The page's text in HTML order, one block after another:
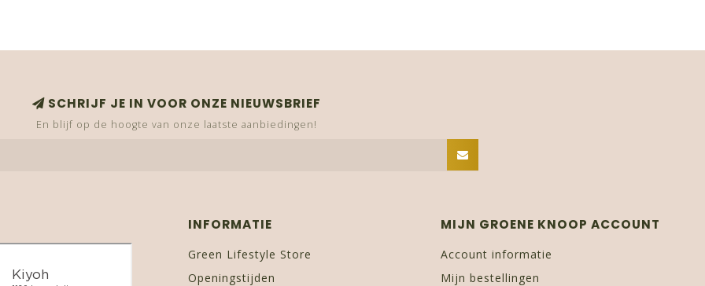
SCHRIJF JE IN VOOR ONZE NIEUWSBRIEF
En blijf op de hoogte van onze laatste aanbiedingen!
INFORMATIE
Green Lifestyle Store
Openingstijden
MIJN GROENE KNOOP ACCOUNT
Account informatie
Mijn bestellingen